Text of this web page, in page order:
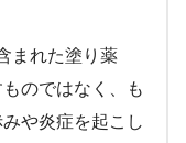
まれた塗り薬
のではなく、も
や炎症を起こし